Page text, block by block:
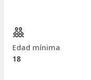
Edad mínima
18